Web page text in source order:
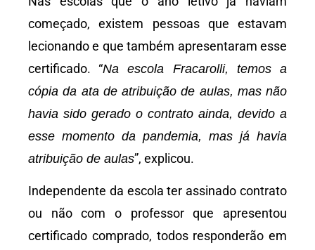
começado, existem pessoas que estavam
lecionando e que também apresentaram esse
certificado. “Na escola Fracarolli, temos a
cópia da ata de atribuição de aulas, mas não
havia sido gerado o contrato ainda, devido a
esse momento da pandemia, mas já havia
atribuição de aulas”, explicou.
Independente da escola ter assinado contrato
ou não com o professor que apresentou
certificado comprado, todos responderão em